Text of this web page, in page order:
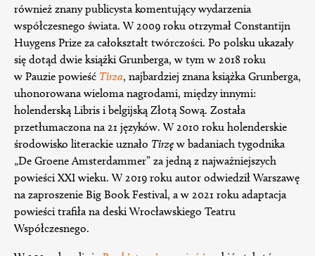
również znany publicysta komentujący wydarzenia
współczesnego świata. W 2009 roku otrzymał Constantijn
Huygens Prize za całokształt twórczości. Po polsku ukazały
się dotąd dwie książki Grunberga, w tym w 2018 roku
w Pauzie powieść Tirza, najbardziej znana książka Grunberga,
uhonorowana wieloma nagrodami, między innymi:
holenderską Libris i belgijską Złotą Sową. Została
przetłumaczona na 21 języków. W 2010 roku holenderskie
środowisko literackie uznało Tirzę w badaniach tygodnika
„De Groene Amsterdammer” za jedną z najważniejszych
powieści XXI wieku. W 2019 roku autor odwiedził Warszawę
na zaproszenie Big Book Festival, a w 2021 roku adaptacja
powieści trafiła na deski Wrocławskiego Teatru
Współczesnego.